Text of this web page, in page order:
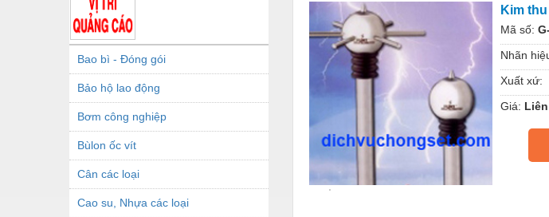
Bao bì - Đóng gói
Bảo hộ lao động
Bơm công nghiệp
Bùlon ốc vít
Cân các loại
Cao su, Nhựa các loại
Kim
Mã số:
Nhãn
Xuất xứ:
Giá: